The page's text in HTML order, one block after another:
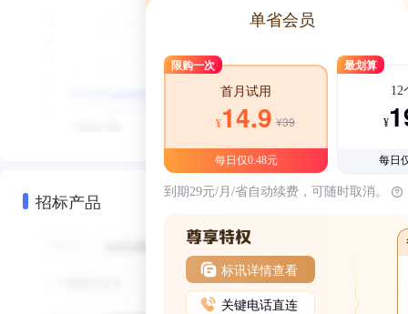
招标产品
单省会员
限购一次
首月试用
¥14.9 ¥39
每日仅0.48元
最划算
12
¥
每日
到期29元/月/省自动续费，可随时取消。
标讯详情查看
关键电话直连